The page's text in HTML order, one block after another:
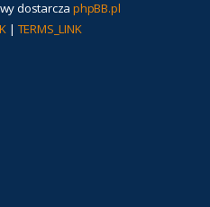
dostarcza phpBB.pl
| TERMS_LINK